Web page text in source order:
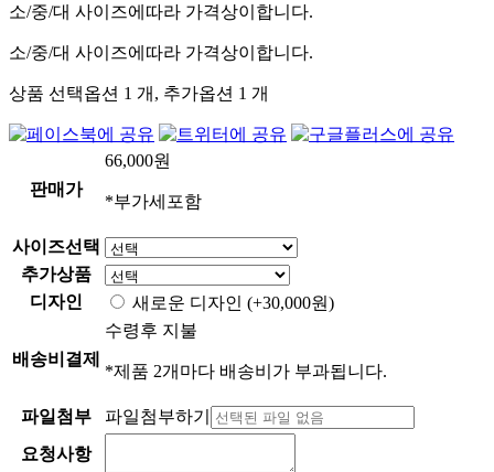
소/중/대 사이즈에따라 가격상이합니다.
소/중/대 사이즈에따라 가격상이합니다.
상품 선택옵션 1 개, 추가옵션 1 개
판매가
66,000원
*부가세포함
사이즈선택
추가상품
디자인
새로운 디자인 (+30,000원)
배송비결제
수령후 지불
*제품 2개마다 배송비가 부과됩니다.
파일첨부
파일첨부하기
요청사항